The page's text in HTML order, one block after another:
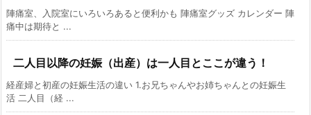
陣痛室、入院室にいろいろあると便利かも 陣痛室グッズ カレンダー 陣
痛中は期待と ...
二人目以降の妊娠（出産）は一人目とここが違う！
経産婦と初産の妊娠生活の違い 1.お兄ちゃんやお姉ちゃんとの妊娠生
活 二人目（経 ...